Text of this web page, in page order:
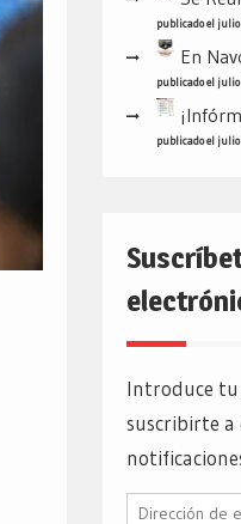
publicado el julio
En
publicado el julio
publicado el julio
Introduce tu
suscribirte a
Dirección